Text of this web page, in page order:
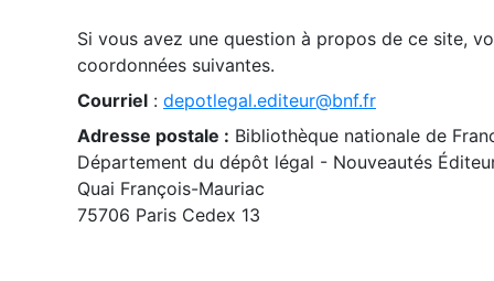
Si vous avez une question à propos de ce site,
coordonnées suivantes.
Courriel : depotlegal.editeur@bnf.fr
Adresse postale : Bibliothèque nationale de
Département du dépôt légal - Nouveautés
Quai François-Mauriac
75706 Paris Cedex 13